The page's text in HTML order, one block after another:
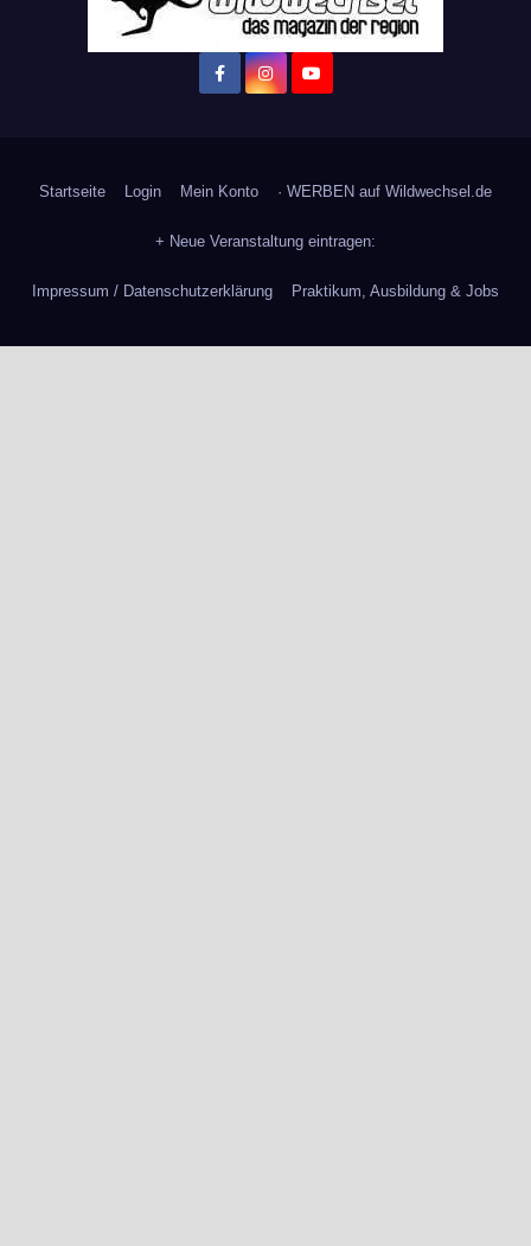
Startseite Login Mein Konto · WERBEN auf Wildwechsel.de
+ Neue Veranstaltung eintragen:
Impressum / Datenschutzerklärung Praktikum, Ausbildung & Jobs